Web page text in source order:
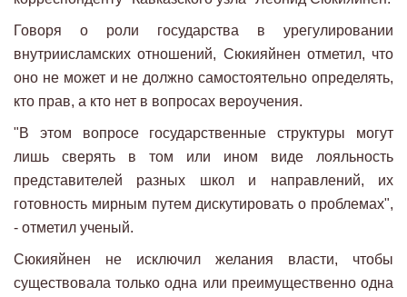
Говоря о роли государства в урегулировании
внутриисламских отношений, Сюкияйнен отметил, что
оно не может и не должно самостоятельно определять,
кто прав, а кто нет в вопросах вероучения.
"В этом вопросе государственные структуры могут
лишь сверять в том или ином виде лояльность
представителей разных школ и направлений, их
готовность мирным путем дискутировать о проблемах",
- отметил ученый.
Сюкияйнен не исключил желания власти, чтобы
существовала только одна или преимущественно одна